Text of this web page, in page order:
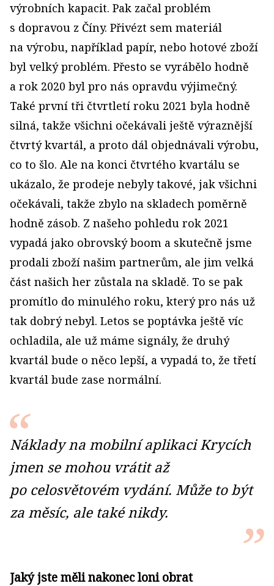
výrobních kapacit. Pak začal problém
s dopravou z Číny. Přivézt sem materiál
na výrobu, například papír, nebo hotové zboží
byl velký problém. Přesto se vyrábělo hodně
a rok 2020 byl pro nás opravdu výjimečný.
Také první tři čtvrtletí roku 2021 byla hodně
silná, takže všichni očekávali ještě výraznější
čtvrtý kvartál, a proto dál objednávali výrobu,
co to šlo. Ale na konci čtvrtého kvartálu se
ukázalo, že prodeje nebyly takové, jak všichni
očekávali, takže zbylo na skladech poměrně
hodně zásob. Z našeho pohledu rok 2021
vypadá jako obrovský boom a skutečně jsme
prodali zboží našim partnerům, ale jim velká
část našich her zůstala na skladě. To se pak
promítlo do minulého roku, který pro nás už
tak dobrý nebyl. Letos se poptávka ještě víc
ochladila, ale už máme signály, že druhý
kvartál bude o něco lepší, a vypadá to, že třetí
kvartál bude zase normální.
Náklady na mobilní aplikaci Krycích
jmen se mohou vrátit až
po celosvětovém vydání. Může to být
za měsíc, ale také nikdy.
Jaký jste měli nakonec loni obrat